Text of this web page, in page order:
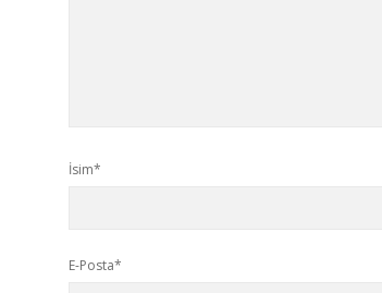
İsim*
E-Posta*